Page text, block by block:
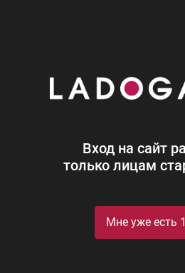
Вход на сайт
только лицам
Мне уже есть
Крепкий алкоголь
Сортировка